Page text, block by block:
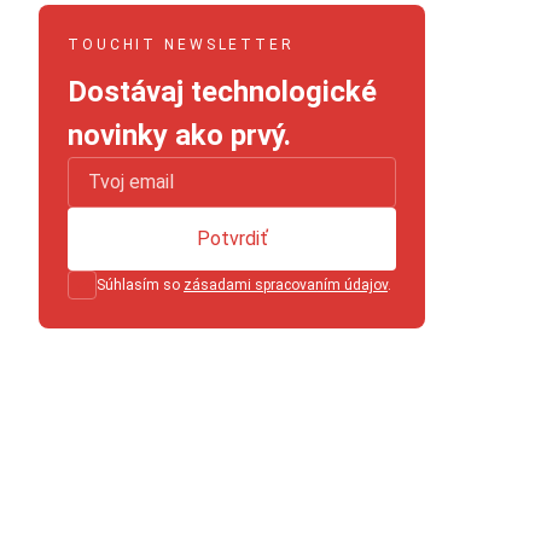
TOUCHIT NEWSLETTER
Dostávaj technologické
novinky ako prvý.
Súhlasím so zásadami spracovaním údajov.
Potvrdiť